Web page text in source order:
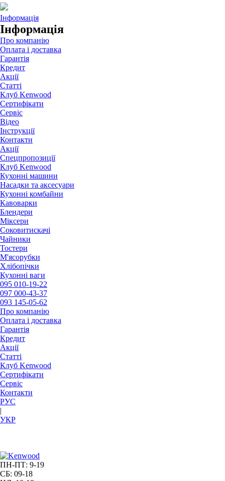
Інформація
Інформація
Про компанію
Оплата і доставка
Гарантія
Кредит
Акції
Статті
Клуб Kenwood
Сертифікати
Сервіс
Відео
Інструкції
Контакти
Акції
Спецпропозиції
Клуб Kenwood
Кухонні машини
Насадки та аксесуари
Кухонні комбайни
Кавоварки
Блендери
Міксери
Соковитискачі
Чайники
Тостери
М'ясорубки
Хлібопічки
Кухонні ваги
095 010-19-22
097 000-43-37
093 145-05-62
Про компанію
Оплата і доставка
Гарантія
Кредит
Акції
Статті
Клуб Kenwood
Сертифікати
Сервіс
Контакти
РУC
|
УКР
ПН-ПТ: 9-19
СБ: 09-18